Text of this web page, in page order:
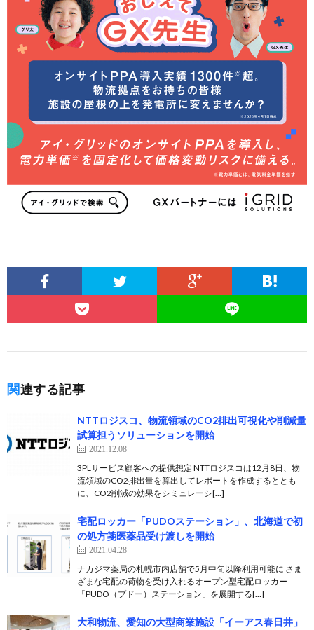
関連する記事
NTTロジスコ、物流領域のCO2排出可視化や削減量
試算担うソリューションを開始
2021.12.08
3PLサービス顧客への提供想定 NTTロジスコは12月8日、物
流領域のCO2排出量を算出してレポートを作成するととも
に、CO2削減の効果をシミュレーシ[…]
宅配ロッカー「PUDOステーション」、北海道で初
の処方箋医薬品受け渡しを開始
2021.04.28
ナカジマ薬局の札幌市内店舗で5月中旬以降利用可能に さま
ざまな宅配の荷物を受け入れるオープン型宅配ロッカー
「PUDO（プドー）ステーション」を展開する[…]
大和物流、愛知の大型商業施設「イーアス春日井」